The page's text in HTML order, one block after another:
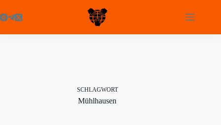
Inhalt
springen
SCHLAGWORT
Mühlhausen